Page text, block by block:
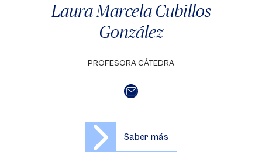
Laura Marcela Cubillos
González
PROFESORA CÁTEDRA
Saber más